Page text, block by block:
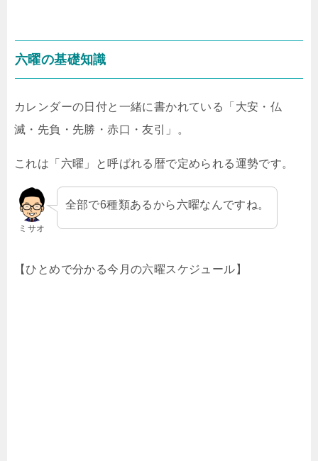
六曜の基礎知識
カレンダーの日付と一緒に書かれている「大安・仏
滅・先負・先勝・赤口・友引」。
これは「六曜」と呼ばれる暦で定められる運勢です。
ミサオ
全部で6種類あるから六曜なんですね。
【ひとめで分かる今月の六曜スケジュール】